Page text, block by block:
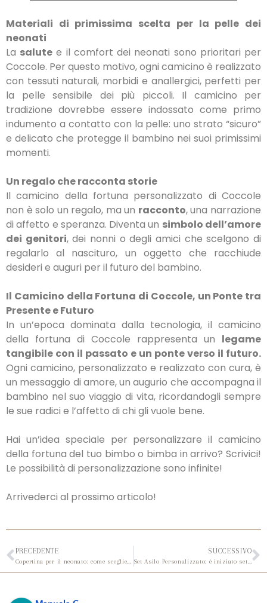
Materiali di primissima scelta per la pelle dei
neonati
La salute e il comfort dei neonati sono prioritari per
Coccole. Per questo motivo, ogni camicino è realizzato
con tessuti naturali, morbidi e anallergici, perfetti per
la pelle sensibile dei più piccoli. Il camicino per
tradizione dovrebbe essere indossato come primo
indumento a contatto con la pelle: uno strato “sicuro”
e delicato che protegge il bambino nei suoi primissimi
momenti.
Un regalo che racconta storie
Il camicino della fortuna personalizzato di Coccole
non è solo un regalo, ma un racconto, una narrazione
di affetto e speranza. Diventa un simbolo dell’amore
dei genitori, dei nonni o degli amici che scelgono di
regalarlo al nascituro, un oggetto che racchiude
desideri e auguri per il futuro del bambino.
Il Camicino della Fortuna di Coccole, un Ponte tra
Presente e Futuro
In un’epoca dominata dalla tecnologia, il camicino
della fortuna di Coccole rappresenta un legame
tangibile con il passato e un ponte verso il futuro.
Ogni camicino, personalizzato e realizzato con cura, è
un messaggio di amore, un augurio che accompagna il
bambino nel suo viaggio di vita, ricordandogli sempre
le sue radici e l’affetto di chi gli vuole bene.
Hai un’idea speciale per personalizzare il camicino
della fortuna del tuo bimbo o bimba in arrivo? Scrivici!
Le possibilità di personalizzazione sono infinite!
Arrivederci al prossimo articolo!
PRECEDENTE SUCCESSIVO